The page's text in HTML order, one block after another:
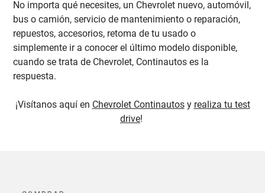
No importa qué necesites, un Chevrolet nuevo, automóvil,
bus o camión, servicio de mantenimiento o reparación,
repuestos, accesorios, retoma de tu usado o
simplemente ir a conocer el último modelo disponible,
cuando se trata de Chevrolet, Continautos es la
respuesta.
¡Visítanos aquí en Chevrolet Continautosy realiza tu test
drive!